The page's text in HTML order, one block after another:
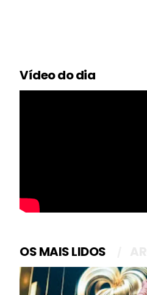
Vídeo do dia
OS MAIS LIDOS